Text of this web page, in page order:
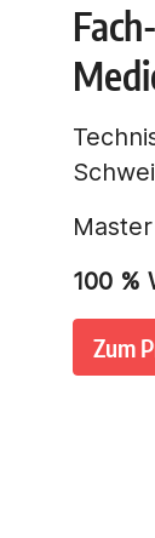
Master
100 %
Zum